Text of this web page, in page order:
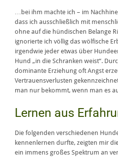
…bei ihm machte ich – im
dass ich ausschließlich mit
ohne auf die hündischen Belange
ignorierte ich völlig das wölfische
irgendwie jeder etwas über
Hund „in die Schranken weist“.
dominante Erziehung oft Angst
Vertrauensverlusten
man nur bekommt, wenn man es
Lernen aus
Die folgenden verschiedenen
kennenlernen durfte, zeigten mir
ein immens großes Spektrum an